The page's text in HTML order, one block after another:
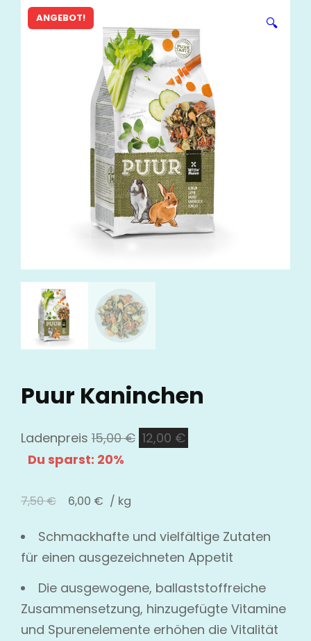
ANGEBOT!
🔍
Puur Kaninchen
Ladenpreis 15,00€ Ursprünglicher
12,00 €
Du sparst: 20%
7,50€ 6,00 € / kg
Schmackhafte und vielfältige Zutaten
für einen ausgezeichneten Appetit
Die ausgewogene, ballaststoffreiche
Zusammensetzung, hinzugefügte Vitamine
und Spurenelemente erhöhen die Vitalität